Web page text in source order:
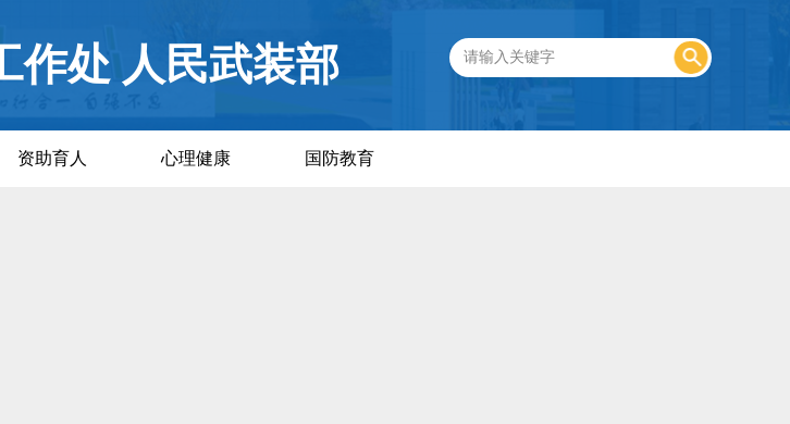
作处 人民武装部
资助育人 心理健康 国防教育